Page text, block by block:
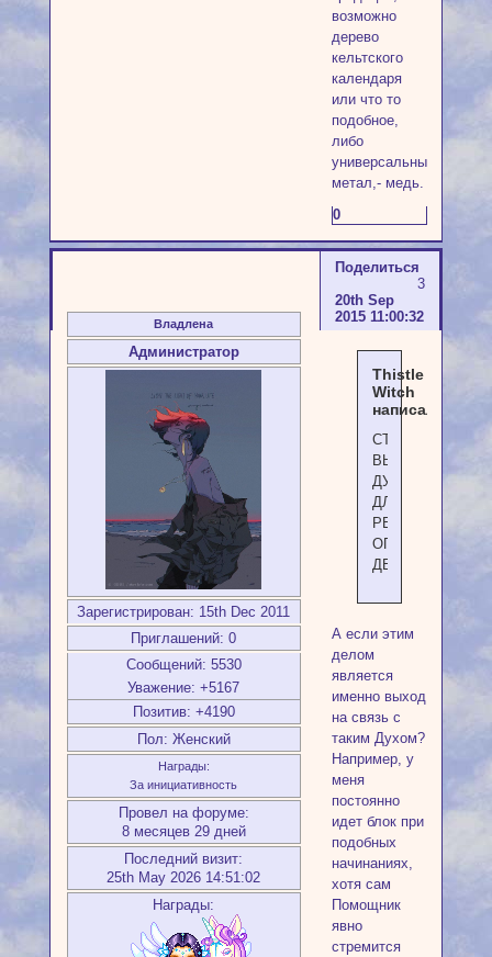
возможно
дерево
кельтского
календаря
или что то
подобное,
либо
универсальный
метал,- медь.
0
Поделиться
3
20th Sep
2015 11:00:32
Владлена
Администратор
Зарегистрирован: 15th Dec 2011
Приглашений: 0
Сообщений: 5530
Уважение: +5167
Позитив: +4190
Пол: Женский
Награды:
За инициативность
Провел на форуме:
8 месяцев 29 дней
Последний визит:
25th May 2026 14:51:02
Награды:
Thistle
Witch
написал(а):
СТАВ
ВЫЗОВА
ДУХА
ДЛЯ
РЕАЛИЗАЦИИ
ДЕЛА.
А если этим
делом
является
именно выход
на связь с
таким Духом?
Например, у
меня
постоянно
идет блок при
подобных
начинаниях,
хотя сам
Помощник
явно
стремится